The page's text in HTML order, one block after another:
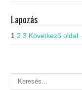
Lapozás
1 2 3 Következő oldal